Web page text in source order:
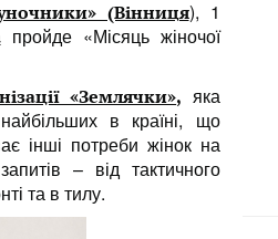
(Вінниця), 1
пройде «Місяць жіночої
«Землячки», яка
в країні, що
інші потреби жінок на
– від тактичного
та в тилу.